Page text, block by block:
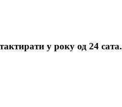
у року од 24 сата.